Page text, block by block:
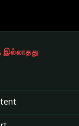
இல்லாதது